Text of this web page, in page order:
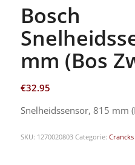
Bosch
mm (Bos
€32.95
Snelheidssensor, 815 mm
SKU: 1270020803 Categorie: Crancks